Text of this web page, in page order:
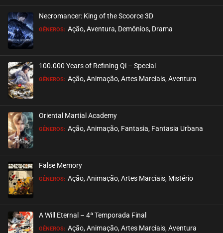
EPISÓDIO 01
setembro 17, 2020
Necromancer: King of the Scoorce 3D
GÊNEROS: Ação, Aventura, Demônios, Drama
100.000 Years of Refining Qi – Special
GÊNEROS: Ação, Animação, Artes Marciais, Aventura
Oriental Martial Academy
GÊNEROS: Ação, Animação, Fantasia, Fantasia Urbana
False Memory
GÊNEROS: Ação, Animação, Artes Marciais, Mistério
A Will Eternal – 4ª Temporada Final
GÊNEROS: Ação, Animação, Artes Marciais, Aventura